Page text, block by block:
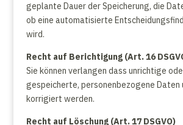
geplante Dauer der Speicherung, die
ob eine automatisierte
wird.
Recht auf Berichtigung (Art. 16
Sie können verlangen dass unrichtige
gespeicherte, personenbezogene Daten
korrigiert werden.
Recht auf Löschung (Art. 17 DSGVO)